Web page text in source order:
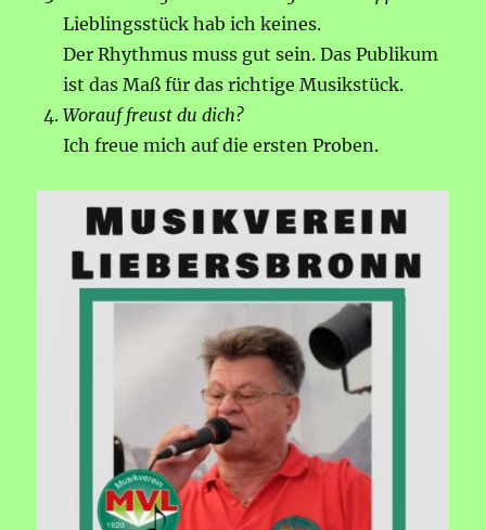
Lieblingsstück hab ich keines.
Der Rhythmus muss gut sein. Das Publikum
ist das Maß für das richtige Musikstück.
Worauf freust du dich?
Ich freue mich auf die ersten Proben.